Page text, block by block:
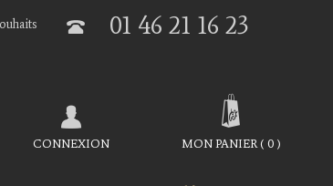
01 46 21 16 23
MON PANIER( 0 )
CONNEXION